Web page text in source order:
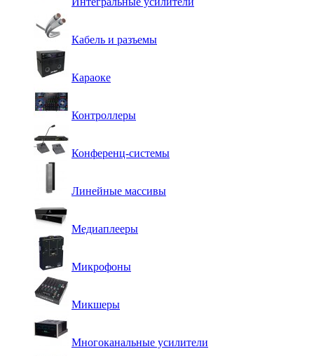
Кабель и разъемы
Караоке
Контроллеры
Конференц-системы
Линейные массивы
Медиаплееры
Микрофоны
Микшеры
Многоканальные усилители